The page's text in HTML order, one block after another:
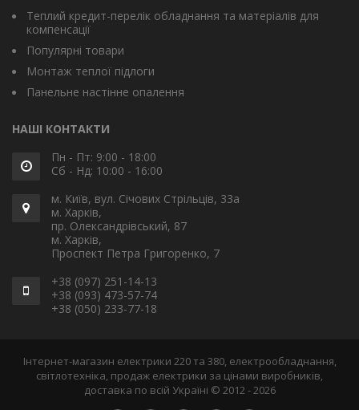
Теплий кредит-перелік обладнання та матеріалів для
компенсації
Популярні товари
Монтаж теплої підлоги
Панельне настінне опалення
НАШІ КОНТАКТИ
Пн - Пт: 9:00 - 18:00
Сб - Нд: 10:00 - 16:00
м. Київ, вул. Січових Стрільців, 33а
м. Харків,
пр. Олександрівський, 87
м. Харків,
Проспект Петра Григоренко, 7
+38 (097) 251-14-13
+38 (093) 473-57-74
+38 (050) 233-77-18
Інтернет-магазин електрики 220 та 380, електрообладнання,
світлотехніка, продаж електрики за цінами виробників,
доставка по всій Україні © 2012 - 2026